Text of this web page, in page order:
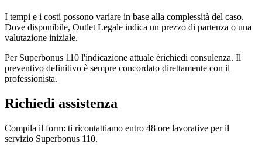
I tempi e i costi possono variare in base alla complessità del caso.
Dove disponibile, Outlet Legale indica un prezzo di partenza o una
valutazione iniziale.
Per Superbonus 110 l'indicazione attuale èrichiedi consulenza. Il
preventivo definitivo è sempre concordato direttamente con il
professionista.
Richiedi assistenza
Compila il form: ti ricontattiamo entro 48 ore lavorative per il
servizio Superbonus 110.